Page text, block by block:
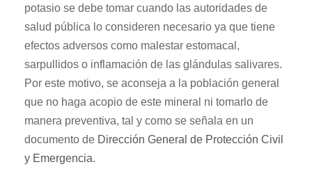
potasio se debe tomar cuando las autoridades de
salud pública lo consideren necesario ya que tiene
efectos adversos como malestar estomacal,
sarpullidos o inflamación de las glándulas salivares.
Por este motivo, se aconseja a la población general
que no haga acopio de este mineral ni tomarlo de
manera preventiva, tal y como se señala en un
documento de Dirección General de Protección Civil
y Emergencia.